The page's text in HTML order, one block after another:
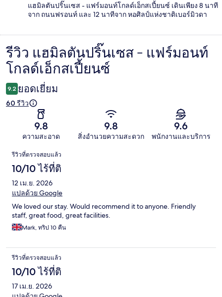
แฮมิลตันปริ๊นเซส - แฟร์มอนท์โกลด์เอ็กสเปี้ยนซ์ เดินเพียง 8 นาที
จาก ถนนฟรอนท์ และ 12 นาทีจาก หอศิลป์แห่งชาติเบอร์มิวดา
รีวิว
รีวิว แฮมิลตันปริ๊นเซส - แฟร์มอนท์
โกลด์เอ็กสเปี้ยนซ์
9.2 ยอดเยี่ยม
60 รีวิว
9.8
ความสะอาด
9.8
สิ่งอำนวยความสะดวก
9.6
พนักงานและบริการ
รีวิว
รีวิวที่ตรวจสอบแล้ว
10/10 ไร้ที่ติ
12 เม.ย. 2026
แปลด้วย Google
We loved our stay. Would recommend it to anyone. Friendly
staff, great food, great facilities.
Mark, ทริป 10 คืน
รีวิวที่ตรวจสอบแล้ว
10/10 ไร้ที่ติ
17 เม.ย. 2026